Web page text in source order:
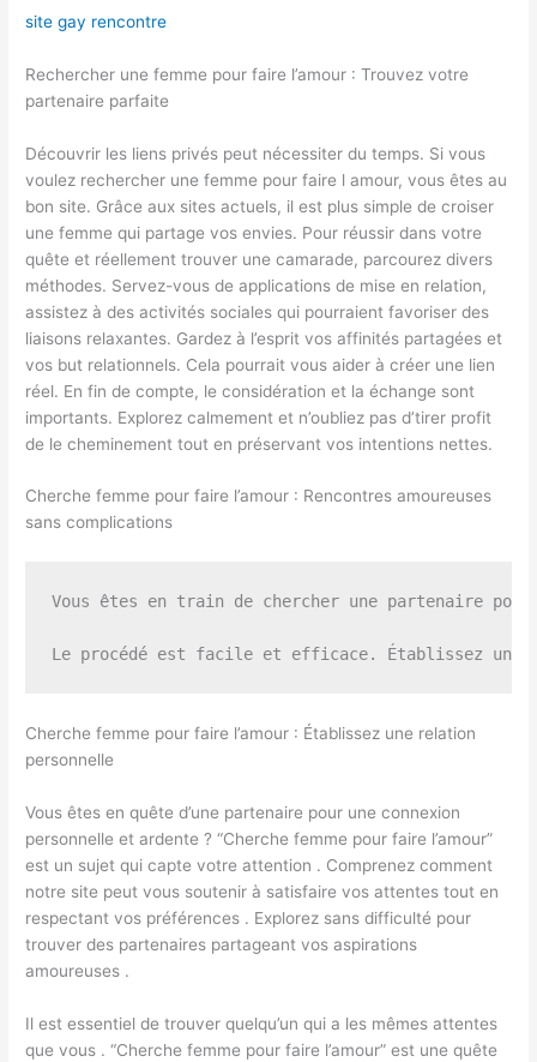
site gay rencontre
Rechercher une femme pour faire l’amour : Trouvez votre
partenaire parfaite
Découvrir les liens privés peut nécessiter du temps. Si vous
voulez rechercher une femme pour faire l amour, vous êtes au
bon site. Grâce aux sites actuels, il est plus simple de croiser
une femme qui partage vos envies. Pour réussir dans votre
quête et réellement trouver une camarade, parcourez divers
méthodes. Servez-vous de applications de mise en relation,
assistez à des activités sociales qui pourraient favoriser des
liaisons relaxantes. Gardez à l’esprit vos affinités partagées et
vos but relationnels. Cela pourrait vous aider à créer une lien
réel. En fin de compte, le considération et la échange sont
importants. Explorez calmement et n’oubliez pas d’tirer profit
de le cheminement tout en préservant vos intentions nettes.
Cherche femme pour faire l’amour : Rencontres amoureuses
sans complications
Vous êtes en train de chercher une partenaire
Cherche femme pour faire l’amour : Établissez une relation
personnelle
Vous êtes en quête d’une partenaire pour une connexion
personnelle et ardente ? “Cherche femme pour faire l’amour”
est un sujet qui capte votre attention . Comprenez comment
notre site peut vous soutenir à satisfaire vos attentes tout en
respectant vos préférences . Explorez sans difficulté pour
trouver des partenaires partageant vos aspirations
amoureuses .
Il est essentiel de trouver quelqu’un qui a les mêmes attentes
que vous . “Cherche femme pour faire l’amour” est une quête